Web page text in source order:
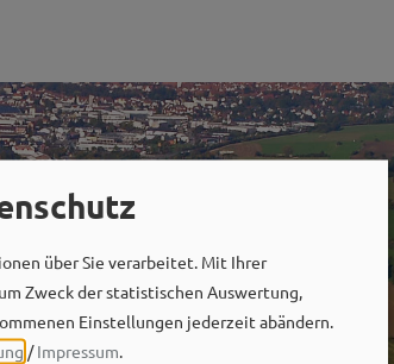
über Sie verarbeitet. Mit Ihrer
Zweck der statistischen Auswertung,
Einstellungen jederzeit abändern.
/Impressum.